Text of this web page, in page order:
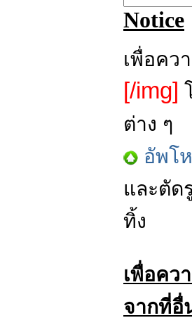
Notice
เพื่อคว
[/img]
ต่าง ๆ
อัพโ
และตัด
ทิ้ง
เพื่อคว
จากที่อื่